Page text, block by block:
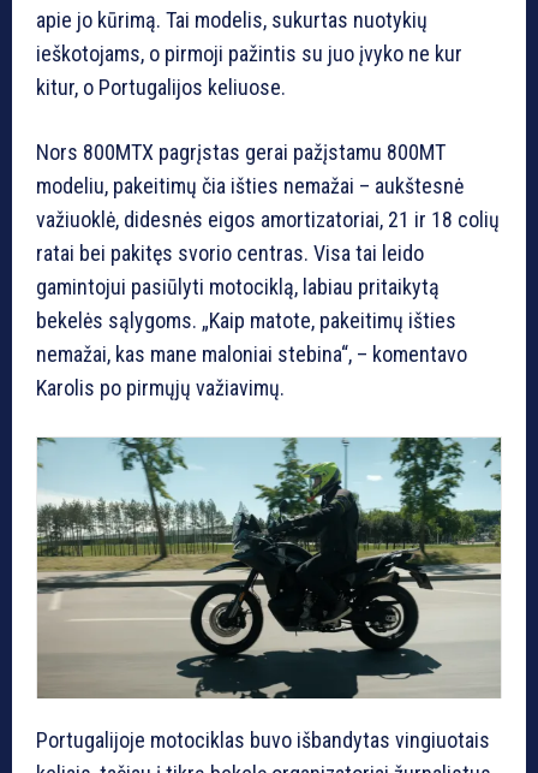
apie jo kūrimą. Tai modelis, sukurtas nuotykių
ieškotojams, o pirmoji pažintis su juo įvyko ne kur
kitur, o Portugalijos keliuose.
Nors 800MTX pagrįstas gerai pažįstamu 800MT
modeliu, pakeitimų čia išties nemažai – aukštesnė
važiuoklė, didesnės eigos amortizatoriai, 21 ir 18 colių
ratai bei pakitęs svorio centras. Visa tai leido
gamintojui pasiūlyti motociklą, labiau pritaikytą
bekelės sąlygoms. „Kaip matote, pakeitimų išties
nemažai, kas mane maloniai stebina“, – komentavo
Karolis po pirmųjų važiavimų.
Portugalijoje motociklas buvo išbandytas vingiuotais